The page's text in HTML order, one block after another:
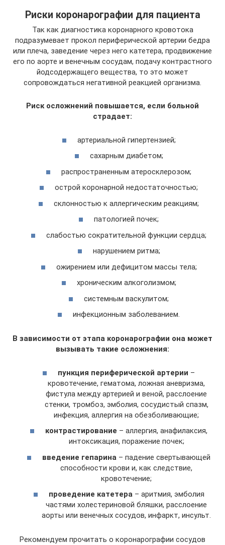
Риски коронарографии для пациента
Так как диагностика коронарного кровотока
подразумевает прокол периферической артерии бедра
или плеча, заведение через него катетера, продвижение
его по аорте и венечным сосудам, подачу контрастного
йодсодержащего вещества, то это может
сопровождаться негативной реакцией организма.
Риск осложнений повышается, если больной
страдает:
артериальной гипертензией;
сахарным диабетом;
распространенным атеросклерозом;
острой коронарной недостаточностью;
склонностью к аллергическим реакциям;
патологией почек;
слабостью сократительной функции сердца;
нарушением ритма;
ожирением или дефицитом массы тела;
хроническим алкоголизмом;
системным васкулитом;
инфекционным заболеванием.
В зависимости от этапа коронарографии она может
вызывать такие осложнения:
пункция периферической артерии –
кровотечение, гематома, ложная аневризма,
фистула между артерией и веной, расслоение
стенки, тромбоз, эмболия, сосудистый спазм,
инфекция, аллергия на обезболивающие;
контрастирование – аллергия, анафилаксия,
интоксикация, поражение почек;
введение гепарина – падение свертывающей
способности крови и, как следствие,
кровотечение;
проведение катетера– аритмия, эмболия
частями холестериновой бляшки, расслоение
аорты или венечных сосудов, инфаркт, инсульт.
Рекомендуем прочитать о коронарографии сосудов